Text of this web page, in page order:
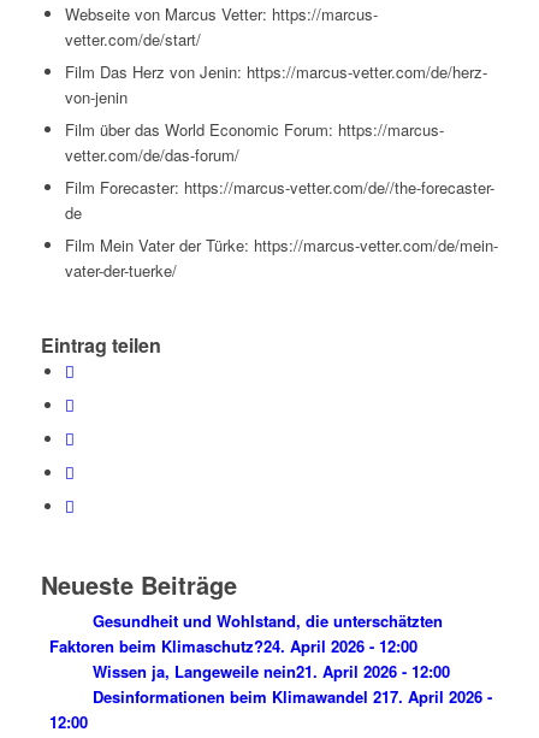
Webseite von Marcus Vetter: https://marcus-
vetter.com/de/start/
Film Das Herz von Jenin: https://marcus-vetter.com/de/herz-
von-jenin
Film über das World Economic Forum: https://marcus-
vetter.com/de/das-forum/
Film Forecaster: https://marcus-vetter.com/de//the-forecaster-
de
Film Mein Vater der Türke: https://marcus-vetter.com/de/mein-
vater-der-tuerke/
Eintrag teilen
Neueste Beiträge
Gesundheit und Wohlstand, die unterschätzten
Faktoren beim Klimaschutz?24. April 2026 - 12:00
Wissen ja, Langeweile nein21. April 2026 - 12:00
Desinformationen beim Klimawandel 217. April 2026 -
12:00